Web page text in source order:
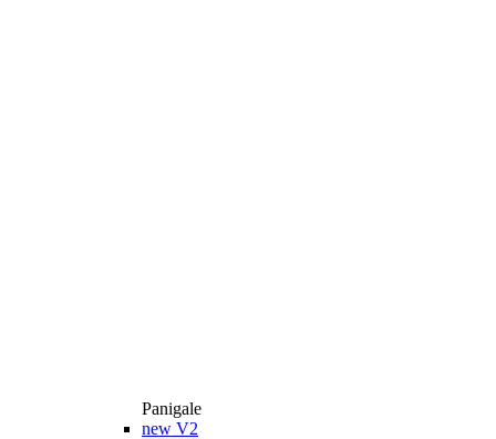
Panigale
new V2